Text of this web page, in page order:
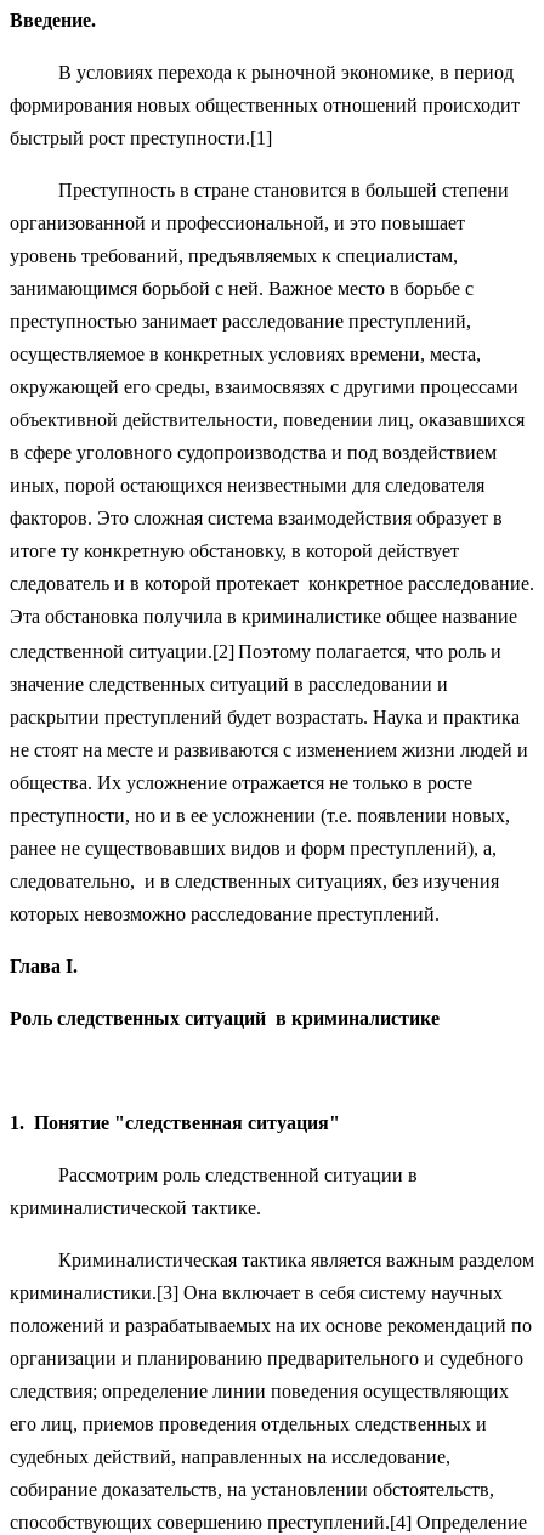
Введение.
В условиях перехода к рыночной экономике, в период
формирования новых общественных отношений происходит
быстрый рост преступности.[1]
Преступность в стране становится в большей степени
организованной и профессиональной, и это повышает
уровень требований, предъявляемых к специалистам,
занимающимся борьбой с ней. Важное место в борьбе с
преступностью занимает расследование преступлений,
осуществляемое в конкретных условиях времени, места,
окружающей его среды, взаимосвязях с другими процессами
объективной действительности, поведении лиц, оказавшихся
в сфере уголовного судопроизводства и под воздействием
иных, порой остающихся неизвестными для следователя
факторов. Это сложная система взаимодействия образует в
итоге ту конкретную обстановку, в которой действует
следователь и в которой протекает конкретное расследование.
Эта обстановка получила в криминалистике общее название
следственной ситуации.[2]Поэтому полагается, что роль и
значение следственных ситуаций в расследовании и
раскрытии преступлений будет возрастать. Наука и практика
не стоят на месте и развиваются с изменением жизни людей и
общества. Их усложнение отражается не только в росте
преступности, но и в ее усложнении (т.е. появлении новых,
ранее не существовавших видов и форм преступлений), а,
следовательно, и в следственных ситуациях, без изучения
которых невозможно расследование преступлений.
Глава I.
Роль следственных ситуаций в криминалистике
1. Понятие "следственная ситуация"
Рассмотрим роль следственной ситуации в
криминалистической тактике.
Криминалистическая тактика является важным разделом
криминалистики.[3] Она включает в себя систему научных
положений и разрабатываемых на их основе рекомендаций по
организации и планированию предварительного и судебного
следствия; определение линии поведения осуществляющих
его лиц, приемов проведения отдельных следственных и
судебных действий, направленных на исследование,
собирание доказательств, на установлении обстоятельств,
способствующих совершению преступлений.[4] Определение